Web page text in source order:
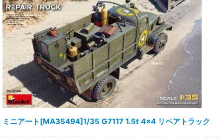
ミニアート[MA35494]1/35 G7117 1.5t 4x4 リペアトラック